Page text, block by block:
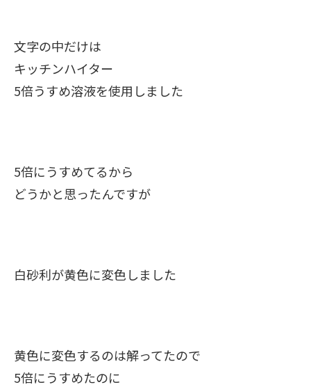
文字の中だけは
キッチンハイター
5倍うすめ溶液を使用しました
5倍にうすめてるから
どうかと思ったんですが
白砂利が黄色に変色しました
黄色に変色するのは解ってたので
5倍にうすめたのに